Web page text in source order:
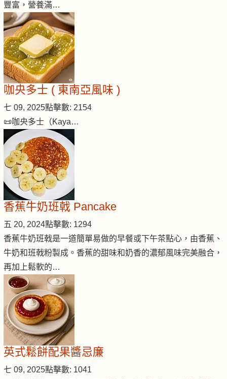
豐富，營養滿…
咖央多士 ( 東南亞風味 )
七 09, 2025點擊數: 2154
📜咖央多士（Kaya…
香蕉牛奶班戟 Pancake
五 20, 2024點擊數: 1294
香蕉牛奶班戟是一道簡單易做的早餐或下午茶點心，由香蕉、
牛奶和班戟粉製成。香蕉的甜味和奶香的濃郁風味完美融合，
再加上鬆軟的…
英式鬆餅配果醬忌廉
七 09, 2025點擊數: 1041